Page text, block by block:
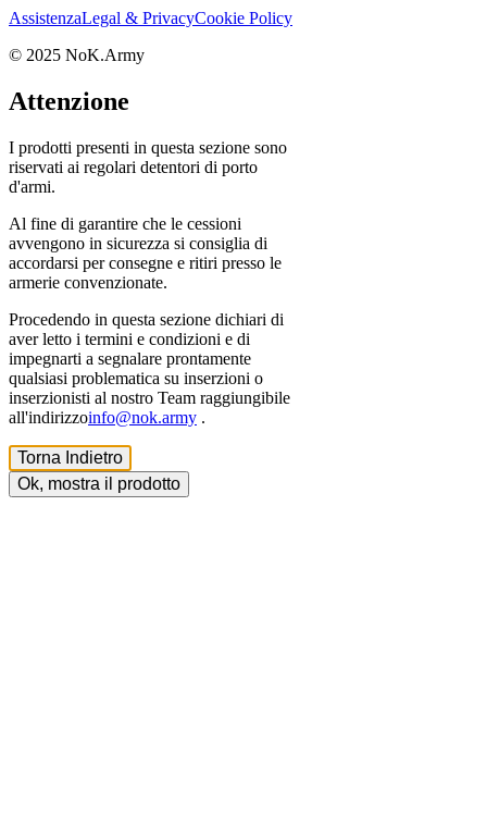
AssistenzaLegal & PrivacyCookie Policy
© 2025 NoK.Army
Attenzione
I prodotti presenti in questa sezione sono
riservati ai regolari detentori di porto
d'armi.
Al fine di garantire che le cessioni
avvengono in sicurezza si consiglia di
accordarsi per consegne e ritiri presso le
armerie convenzionate.
Procedendo in questa sezione dichiari di
aver letto i termini e condizioni e di
impegnarti a segnalare prontamente
qualsiasi problematica su inserzioni o
inserzionisti al nostro Team raggiungibile
all'indirizzoinfo@nok.army .
Torna Indietro
Ok, mostra il prodotto